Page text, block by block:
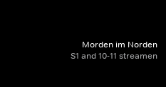
Morden im Norden
S1 and 10-11 streamen